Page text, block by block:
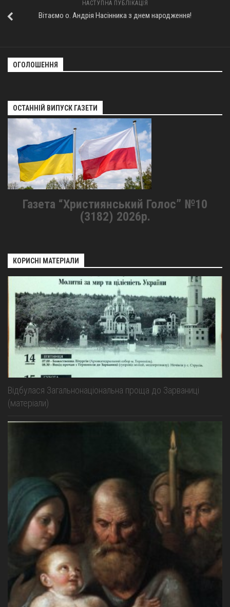
НАСТУПНА ПУБЛІКАЦІЯ
Вітаємо о. Андрія Насінника з днем народження!
ОГОЛОШЕННЯ
ОСТАННІЙ ВИПУСК ГАЗЕТИ
Газета “Християнський Голос” №10
(3182) 2026р.
КОРИСНІ МАТЕРІАЛИ
Відбулася Загальнонаціональна проща до Зарваниці
(матеріали)